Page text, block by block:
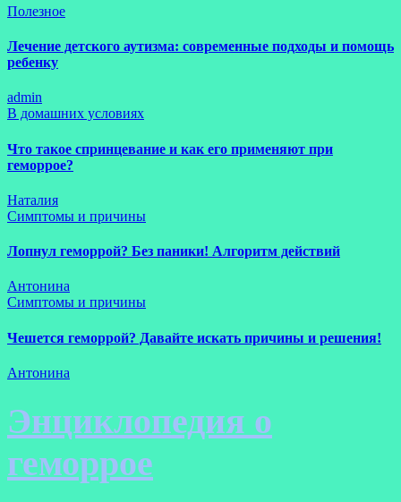
Полезное
Лечение детского аутизма: современные подходы и помощь
ребенку
admin
В домашних условиях
Что такое спринцевание и как его применяют при
геморрое?
Наталия
Симптомы и причины
Лопнул геморрой? Без паники! Алгоритм действий
Антонина
Симптомы и причины
Чешется геморрой? Давайте искать причины и решения!
Антонина
Энциклопедия о
геморрое